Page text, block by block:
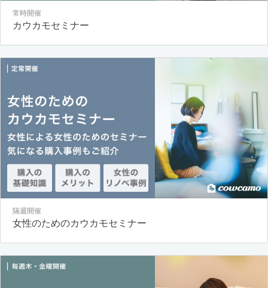
常時開催
カウカモセミナー
隔週開催
女性のためのカウカモセミナー